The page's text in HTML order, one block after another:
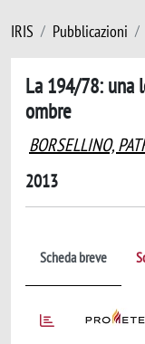
IRIS Pubblicazioni
La 194/78: una
ombre
BORSELLINO,
2013
Scheda breve